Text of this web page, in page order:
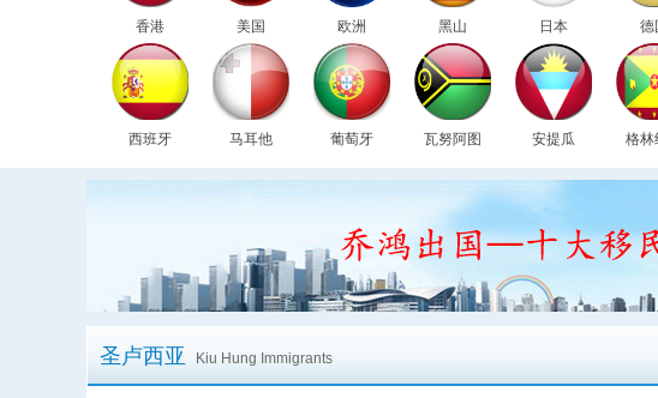
香港 美国 欧洲 黑山 日本 德
西班牙 马耳他 葡萄牙 瓦努阿图 安提瓜 格林
圣卢西亚 Kiu Hung Immigrants